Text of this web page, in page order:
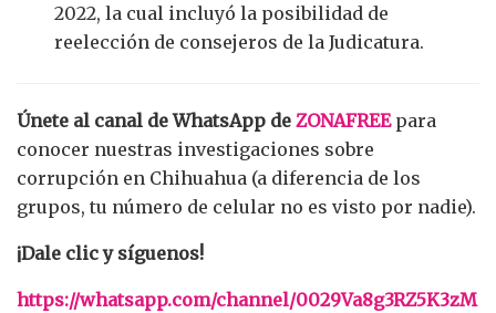
2022, la cual incluyó la posibilidad de
reelección de consejeros de la Judicatura.
Únete al canal de WhatsApp de ZONAFREE para
conocer nuestras investigaciones sobre
corrupción en Chihuahua (a diferencia de los
grupos, tu número de celular no es visto por nadie).
¡Dale clic y síguenos!
https://whatsapp.com/channel/0029Va8g3RZ5K3zM